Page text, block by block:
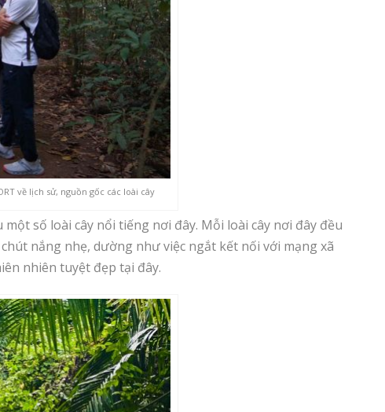
về lịch sử, nguồn gốc các loài cây
số loài cây nổi tiếng nơi đây. Mỗi loài cây nơi đây đều
nắng nhẹ, dường như việc ngắt kết nối với mạng xã
nhiên tuyệt đẹp tại đây.